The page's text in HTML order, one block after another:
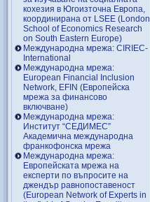
кохезия в Югоизточна Европа,
координирана от LSEE (London
School of Economics Research
on South Eastern Europe)
Международна мрежа: CIRIEC-
International
Международна мрежа:
European Financial Inclusion
Network, EFIN (Европейска
мрежа за финансово
включване)
Международна мрежа:
Институт “СЕДИМЕС”
Академична международна
франкофонска мрежа
Международна мрежа:
Европейската мрежа на
експерти по въпросите на
джендър равнопоставеност
(European Network of Experts in